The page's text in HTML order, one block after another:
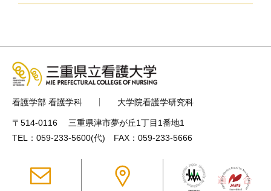
看護学部 看護学科 大学院看護学研究科
〒514-0116 三重県津市夢が丘1丁目1番地1
TEL： 059-233-5600(代) FAX：059-233-5666